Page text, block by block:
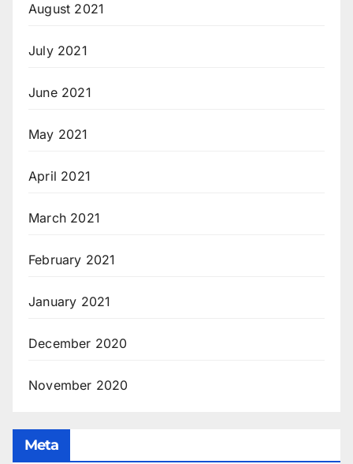
August 2021
July 2021
June 2021
May 2021
April 2021
March 2021
February 2021
January 2021
December 2020
November 2020
Meta